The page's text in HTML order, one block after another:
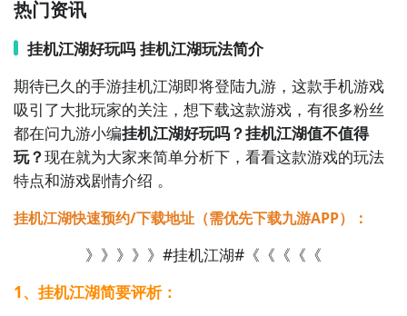
士，与其他玩家结成情侣，完成各类浪漫任务。同时，
《天龙八部》：这是一款根据金庸先生的武侠小说改编
的游戏。在游戏中，你可以选择加入各个门派，学习各
类绝学，与其他玩家切磋武艺，争夺江湖霸主的地位。
《笑傲江湖》：这款经典的武侠游戏将你带入一个广阔
功，并且参与各类刺激的江湖争斗，成为笑傲江湖的一
《龙之谷》：这是一款以武侠为背景的角色扮演游戏。
热门资讯
挂机江湖好玩吗 挂机江湖玩法简介
期待已久的手游挂机江湖即将登陆九游，这款手机游戏
吸引了大批玩家的关注，想下载这款游戏，有很多粉丝
都在问九游小编挂机江湖好玩吗？挂机江湖值不值得
玩？现在就为大家来简单分析下，看看这款游戏的玩法
特点和游戏剧情介绍 。
挂机江湖快速预约/下载地址（需优先下载九游APP）：
》》》》》#挂机江湖#《《《《《
1、挂机江湖简要评析：